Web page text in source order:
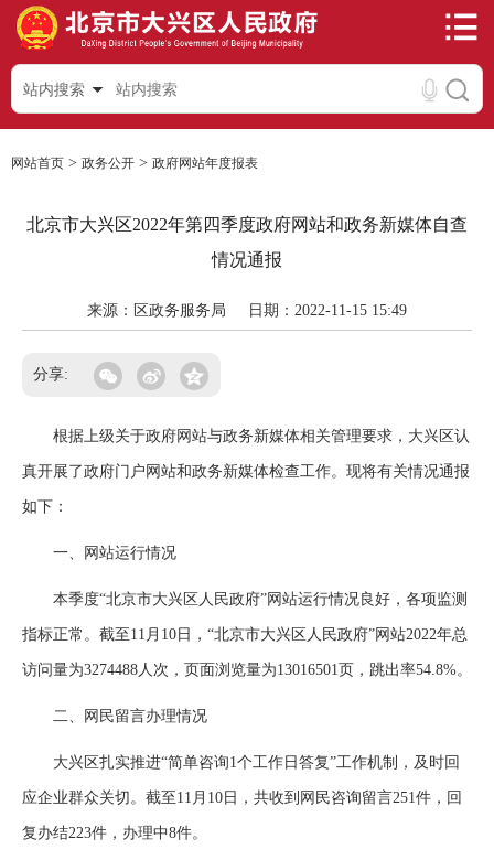
站内搜索
网站首页 > 政务公开 > 政府网站年度报表
北京市大兴区2022年第四季度政府网站和政务新媒体自查
情况通报
来源：区政务服务局 日期：2022-11-15 15:49
分享:
根据上级关于政府网站与政务新媒体相关管理要求，大兴区认
真开展了政府门户网站和政务新媒体检查工作。现将有关情况通报
如下：
一、网站运行情况
本季度“北京市大兴区人民政府”网站运行情况良好，各项监测
指标正常。截至11月10日，“北京市大兴区人民政府”网站2022年总
访问量为3274488人次，页面浏览量为13016501页，跳出率54.8%。
二、网民留言办理情况
大兴区扎实推进“简单咨询1个工作日答复”工作机制，及时回
应企业群众关切。截至11月10日，共收到网民咨询留言251件，回
复办结223件，办理中8件。